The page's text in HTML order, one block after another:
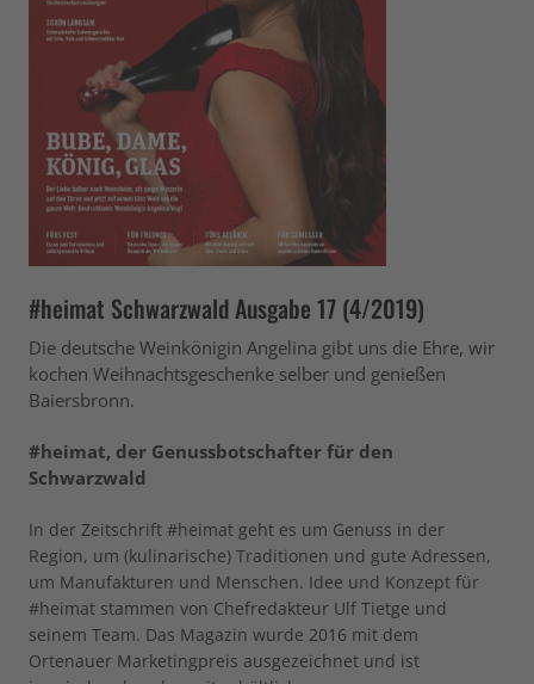
#heimat Schwarzwald Ausgabe 17 (4/2019)
Die deutsche Weinkönigin Angelina gibt uns die Ehre, wir
kochen Weihnachtsgeschenke selber und genießen
Baiersbronn.
#heimat, der Genussbotschafter für den
Schwarzwald
In der Zeitschrift #heimat geht es um Genuss in der
Region, um (kulinarische) Traditionen und gute Adressen,
um Manufakturen und Menschen. Idee und Konzept für
#heimat stammen von Chefredakteur Ulf Tietge und
seinem Team. Das Magazin wurde 2016 mit dem
Ortenauer Marketingpreis ausgezeichnet und ist